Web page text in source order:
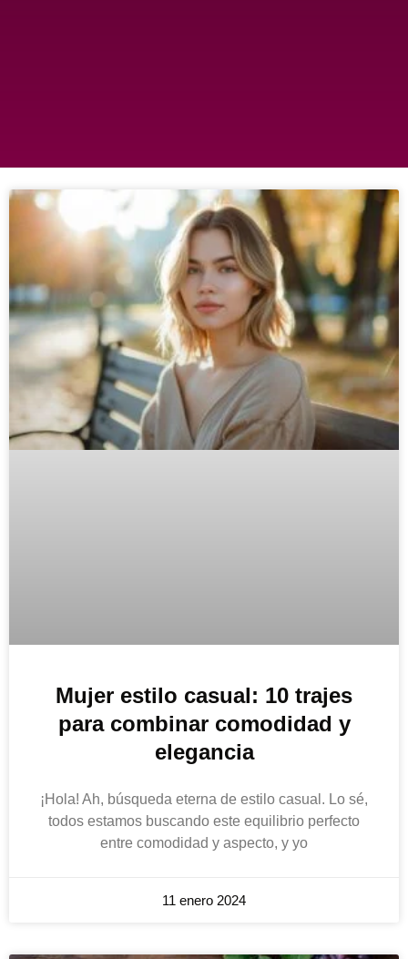
Mujer estilo casual: 10 trajes
para combinar comodidad y
elegancia
¡Hola! Ah, búsqueda eterna de estilo casual. Lo sé,
todos estamos buscando este equilibrio perfecto
entre comodidad y aspecto, y yo
11 enero 2024